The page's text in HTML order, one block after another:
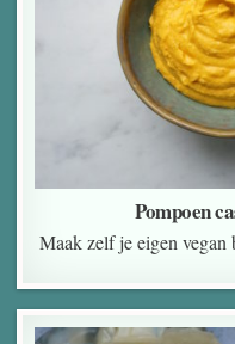
Pompoen
Maak zelf je eigen